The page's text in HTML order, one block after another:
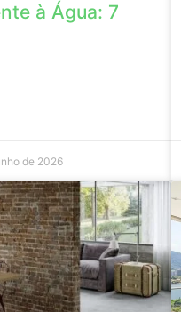
à Água: 7
de 2026